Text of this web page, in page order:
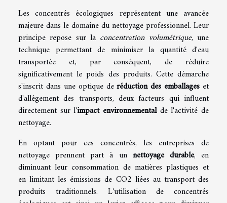
Les concentrés écologiques représentent une avancée
majeure dans le domaine du nettoyage professionnel. Leur
principe repose sur la concentration volumétrique, une
technique permettant de minimiser la quantité d'eau
transportée et, par conséquent, de réduire
significativement le poids des produits. Cette démarche
s'inscrit dans une optique deréduction des emballages et
d'allégement des transports, deux facteurs qui influent
directement sur l'impact environnementalde l'activité de
nettoyage.
En optant pour ces concentrés, les entreprises de
nettoyage prennent part à un nettoyage durable, en
diminuant leur consommation de matières plastiques et
en limitant les émissions de CO2 liées au transport des
produits traditionnels. L'utilisation de concentrés